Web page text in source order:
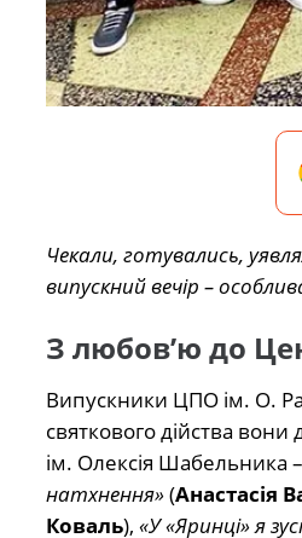
Чекали, готувались,
випускний вечір –
З любов’ю до
Випускники ЦПО ім. О.
святкового дійства
ім. Олексія Шабельника –
натхнення»(Анастасія
Коваль), «У «Яринці» я